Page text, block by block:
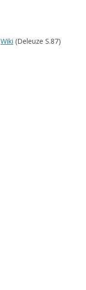
Wiki (Deleuze S.87)